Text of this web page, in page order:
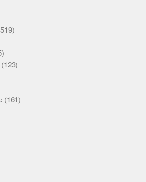
(123)
(161)